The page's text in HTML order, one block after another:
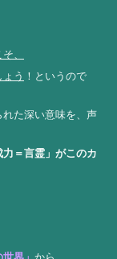
、
う ！というので
れた深い意味を、声
力＝言霊」がこのカ